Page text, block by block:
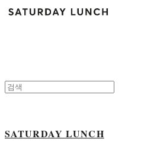
SATURDAY LUNCH